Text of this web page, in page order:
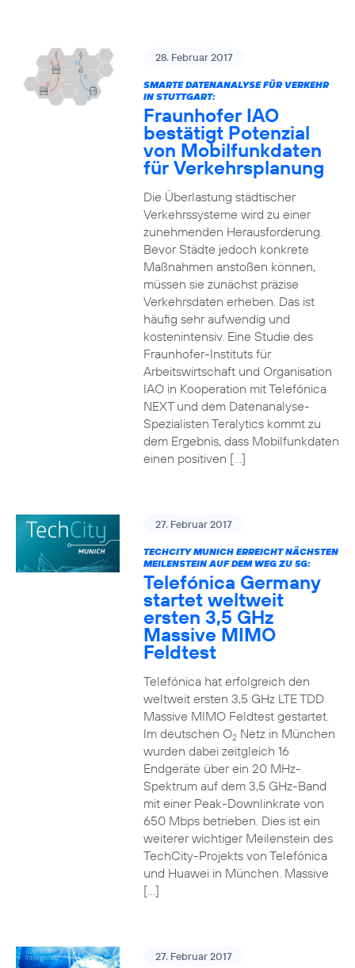
28. Februar 2017
SMARTE DATENANALYSE FÜR VERKEHR
IN STUTTGART:
Fraunhofer IAO
bestätigt Potenzial
von Mobilfunkdaten
für Verkehrsplanung
Die Überlastung städtischer
Verkehrssysteme wird zu einer
zunehmenden Herausforderung.
Bevor Städte jedoch konkrete
Maßnahmen anstoßen können,
müssen sie zunächst präzise
Verkehrsdaten erheben. Das ist
häufig sehr aufwendig und
kostenintensiv. Eine Studie des
Fraunhofer-Instituts für
Arbeitswirtschaft und Organisation
IAO in Kooperation mit Telefónica
NEXT und dem Datenanalyse-
Spezialisten Teralytics kommt zu
dem Ergebnis, dass Mobilfunkdaten
einen positiven […]
27. Februar 2017
TECHCITY MUNICH ERREICHT NÄCHSTEN
MEILENSTEIN AUF DEM WEG ZU 5G:
Telefónica Germany
startet weltweit
ersten 3,5 GHz
Massive MIMO
Feldtest
Telefónica hat erfolgreich den
weltweit ersten 3,5 GHz LTE TDD
Massive MIMO Feldtest gestartet.
Im deutschen O2Netz in München
wurden dabei zeitgleich 16
Endgeräte über ein 20 MHz-
Spektrum auf dem 3,5 GHz-Band
mit einer Peak-Downlinkrate von
650 Mbps betrieben. Dies ist ein
weiterer wichtiger Meilenstein des
TechCity-Projekts von Telefónica
und Huawei in München. Massive
[…]
27. Februar 2017